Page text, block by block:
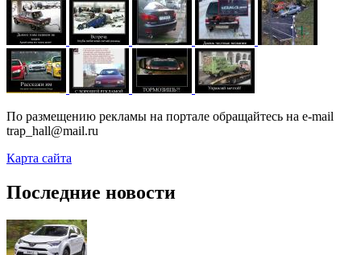
По размещению рекламы на портале обращайтесь на e-mail
trap_hall@mail.ru
Карта сайта
Последние новости